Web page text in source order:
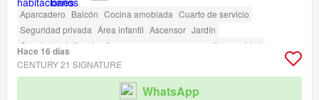
Aparcadero Balcón Cocina amoblada Cuarto de servicio
Seguridad privada Área infantil Ascensor Jardín
Caseta de vigilancia
Acceso para personas con discapacidad
Hace 16 días
CENTURY 21 SIGNATURE
WhatsApp